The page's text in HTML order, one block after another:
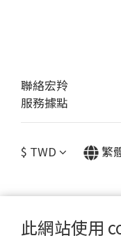
此網站使用
聯絡宏羚
服務據點
$ TWD 繁
提醒您，我們不會